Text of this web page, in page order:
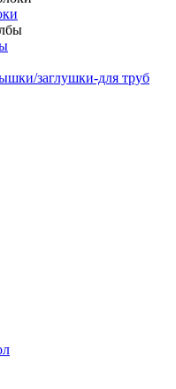
заглушки-для труб